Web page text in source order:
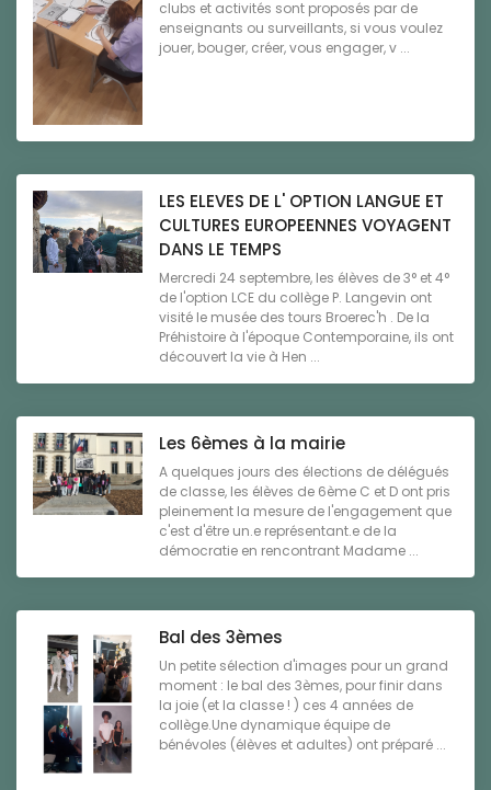
clubs et activités sont proposés par de
enseignants ou surveillants, si vous voulez
jouer, bouger, créer, vous engager, v ...
LES ELEVES DE L' OPTION LANGUE ET
CULTURES EUROPEENNES VOYAGENT
DANS LE TEMPS
Mercredi 24 septembre, les élèves de 3° et 4°
de l'option LCE du collège P. Langevin ont
visité le musée des tours Broerec'h . De la
Préhistoire à l'époque Contemporaine, ils ont
découvert la vie à Hen ...
Les 6èmes à la mairie
A quelques jours des élections de délégués
de classe, les élèves de 6ème C et D ont pris
pleinement la mesure de l'engagement que
c'est d'être un.e représentant.e de la
démocratie en rencontrant Madame ...
Bal des 3èmes
Un petite sélection d'images pour un grand
moment : le bal des 3èmes, pour finir dans
la joie (et la classe ! ) ces 4 années de
collège.Une dynamique équipe de
bénévoles (élèves et adultes) ont préparé ...